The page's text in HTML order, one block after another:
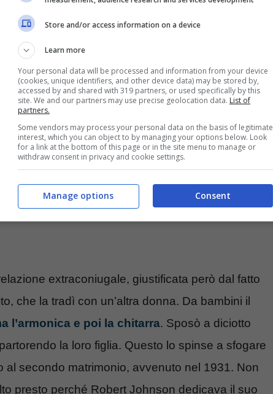
extraconiugale, giustificata però dal fatto
che la tradì con un’altra donna. Da bambini il
l’armonica e poi la chitarra. Sposò a diciotto
la loro figlia. Questo lo spinse a sfogare
al secondo matrimonio, avvenuto nel 1931. Non
presto perché Robert Johnson dedicava il suo
Store and/or access information on a device
Learn more
Your personal data will be processed and information from your device
(cookies, unique identifiers, and other device data) may be stored by,
accessed by and shared with 319 partners, or used specifically by this
site. We and our partners may use precise geolocation data. List of
partners.
Some vendors may process your personal data on the basis of legitimate
interest, which you can object to by managing your options below. Look
for a link at the bottom of this page or in the site menu to manage or
withdraw consent in privacy and cookie settings.
Consent
Manage options